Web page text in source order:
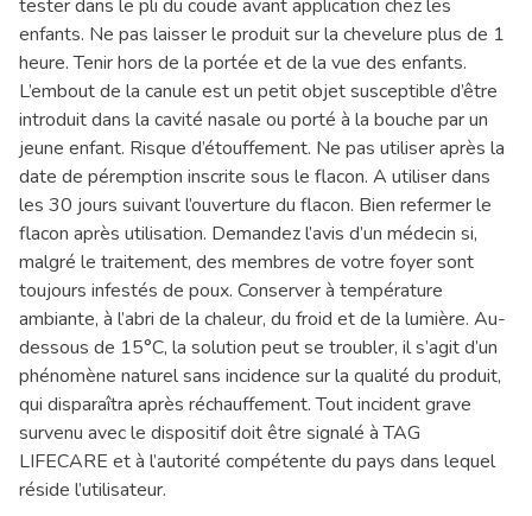
tester dans le pli du coude avant application chez les
enfants. Ne pas laisser le produit sur la chevelure plus de 1
heure. Tenir hors de la portée et de la vue des enfants.
L’embout de la canule est un petit objet susceptible d’être
introduit dans la cavité nasale ou porté à la bouche par un
jeune enfant. Risque d’étouffement. Ne pas utiliser après la
date de péremption inscrite sous le flacon. A utiliser dans
les 30 jours suivant l’ouverture du flacon. Bien refermer le
flacon après utilisation. Demandez l’avis d’un médecin si,
malgré le traitement, des membres de votre foyer sont
toujours infestés de poux. Conserver à température
ambiante, à l’abri de la chaleur, du froid et de la lumière. Au-
dessous de 15°C, la solution peut se troubler, il s’agit d’un
phénomène naturel sans incidence sur la qualité du produit,
qui disparaîtra après réchauffement. Tout incident grave
survenu avec le dispositif doit être signalé à TAG
LIFECARE et à l’autorité compétente du pays dans lequel
réside l’utilisateur.